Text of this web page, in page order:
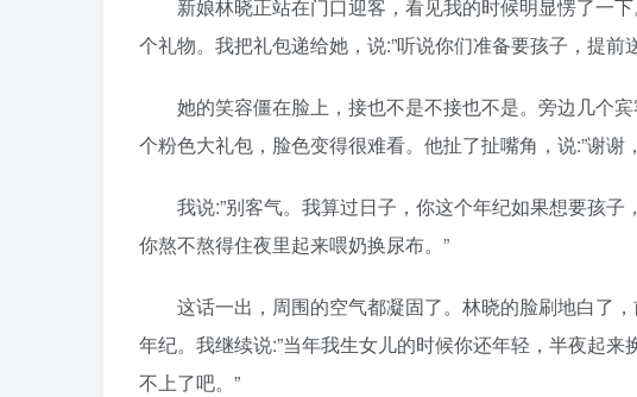
新娘林晓正站在门口迎客，看见我的时候明显愣了一下
个礼物。我把礼包递给她，说:”听说你们准备要孩子，提前
她的笑容僵在脸上，接也不是不接也不是。旁边几个宾
个粉色大礼包，脸色变得很难看。他扯了扯嘴角，说:”谢谢
我说:”别客气。我算过日子，你这个年纪如果想要孩子
你熬不熬得住夜里起来喂奶换尿布。”
这话一出，周围的空气都凝固了。林晓的脸刷地白了，
年纪。我继续说:”当年我生女儿的时候你还年轻，半夜起
不上了吧。”